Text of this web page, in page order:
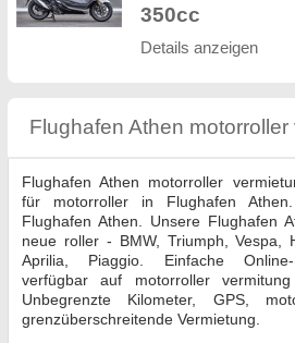
350cc
Details anzeigen
Flughafen Athen motorroller
Flughafen Athen motorroller
für motorroller in Flughafen
Flughafen Athen. Unsere Flughafen
neue roller - BMW, Triumph, Vespa,
Aprilia, Piaggio. Einfache Online-
verfügbar auf motorroller
Unbegrenzte Kilometer, GPS,
grenzüberschreitende Vermietung.